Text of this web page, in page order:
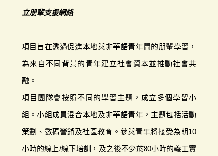
立朋輩支援網絡
項目旨在透過促進本地與非華語青年間的朋輩學習，
為來自不同背景的青年建立社會資本並推動社會共
融。
項目團隊會按照不同的學習主題，成立多個學習小
組。小組成員混合本地及非華語青年，主題包括活動
策劃、數碼營銷及社區教育。參與青年將接受為期10
小時的線上/線下培訓，及之後不少於80小時的義工實